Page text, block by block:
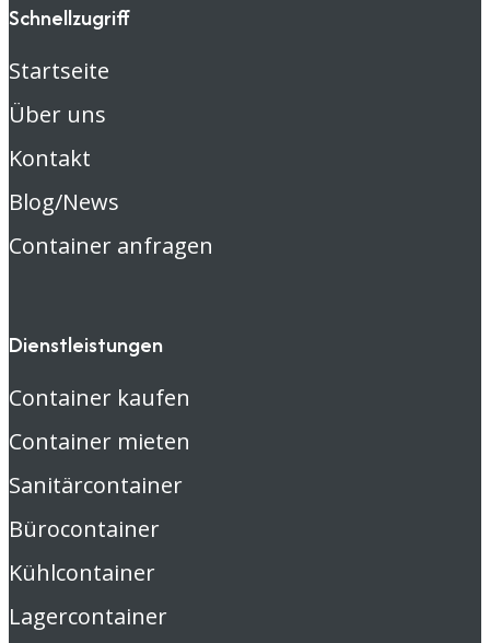
Schnellzugriff
Startseite
Über uns
Kontakt
Blog/News
Container anfragen
Dienstleistungen
Container kaufen
Container mieten
Sanitärcontainer
Bürocontainer
Kühlcontainer
Lagercontainer